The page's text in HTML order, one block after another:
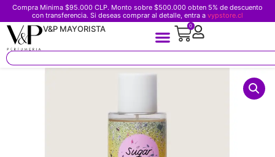
Compra Minima $95.000 CLP. Monto sobre $500.000 obten 5% de descuento
con transferencia. Si deseas comprar al detalle, entra a vypstore.cl
V&P MAYORISTA 0